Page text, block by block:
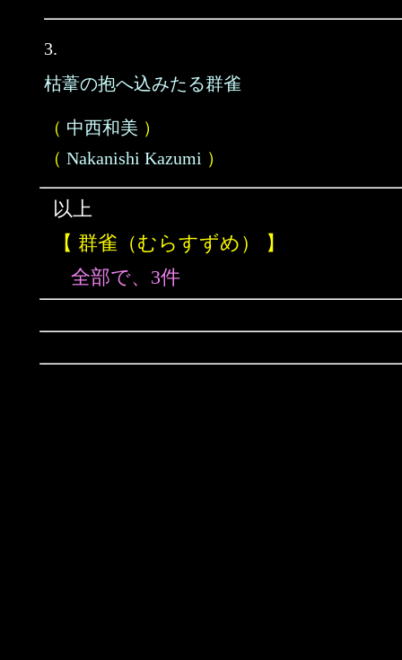
3.
枯葦の抱へ込みたる群雀
（ 中西和美 ）
（ Nakanishi Kazumi ）
以上
【 群雀（むらすずめ） 】
全部で、3件